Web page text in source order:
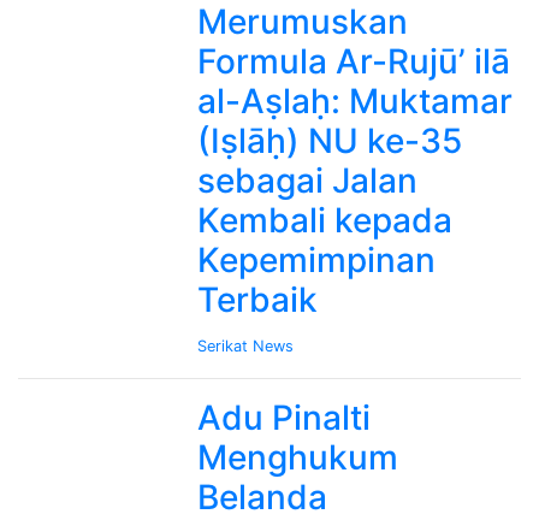
Merumuskan
Formula Ar-Rujū’ ilā
al-Aṣlaḥ: Muktamar
(Iṣlāḥ) NU ke-35
sebagai Jalan
Kembali kepada
Kepemimpinan
Terbaik
Serikat News
Adu Pinalti
Menghukum
Belanda